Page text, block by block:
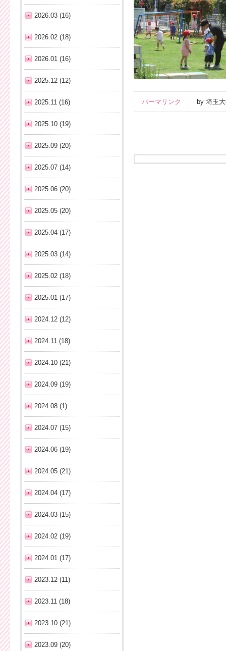
パーマリンク by 埼玉
2026.03 (16)
2026.02 (18)
2026.01 (16)
2025.12 (12)
2025.11 (16)
2025.10 (19)
2025.09 (20)
2025.07 (14)
2025.06 (20)
2025.05 (20)
2025.04 (17)
2025.03 (14)
2025.02 (18)
2025.01 (17)
2024.12 (12)
2024.11 (18)
2024.10 (21)
2024.09 (19)
2024.08 (1)
2024.07 (15)
2024.06 (19)
2024.05 (21)
2024.04 (17)
2024.03 (15)
2024.02 (19)
2024.01 (17)
2023.12 (11)
2023.11 (18)
2023.10 (21)
2023.09 (20)